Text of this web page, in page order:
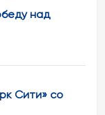
над
Сити» со